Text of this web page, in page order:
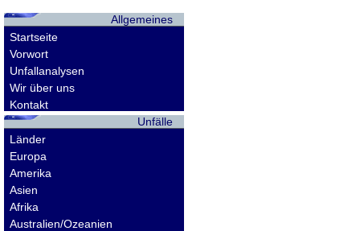
Allgemeines
Startseite
Vorwort
Unfallanalysen
Wir über uns
Kontakt
Unfälle
Länder
Europa
Amerika
Asien
Afrika
Australien/Ozeanien